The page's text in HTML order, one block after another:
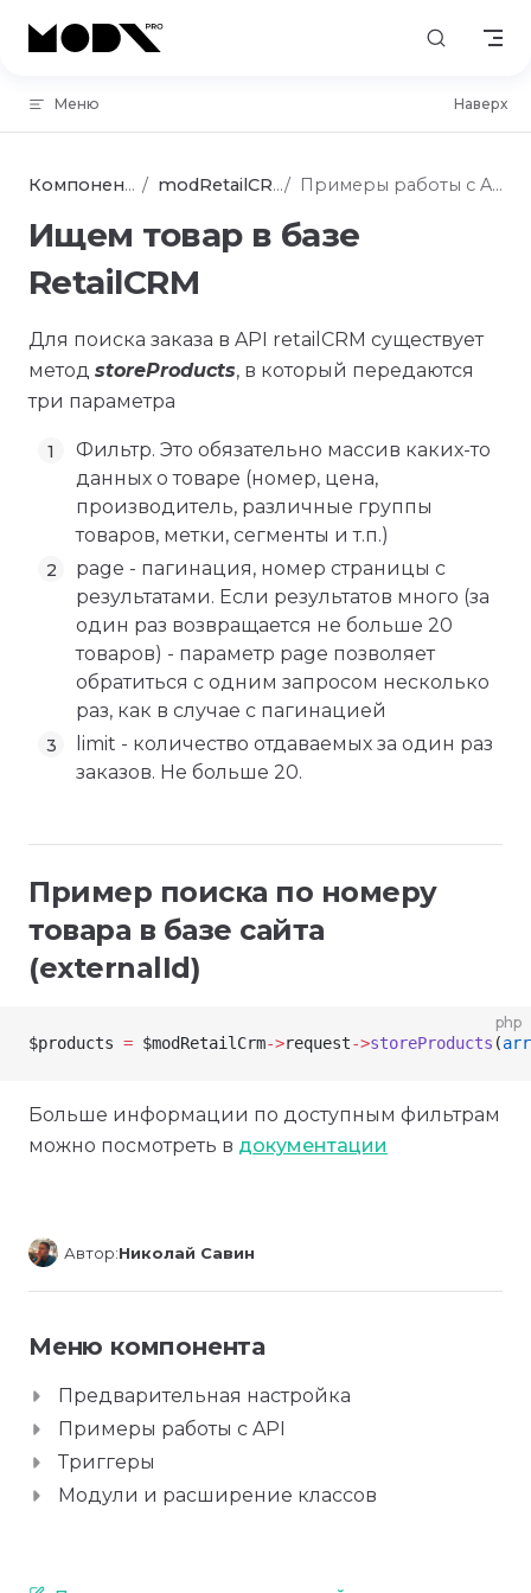
Skip to content
Меню Наверх
Компоненты modRetailCRM Примеры работы с API
Ищем товар в базе
RetailCRM
Для поиска заказа в API retailCRM существует
метод storeProducts, в который передаются
три параметра
Фильтр. Это обязательно массив каких-то
данных о товаре (номер, цена,
производитель, различные группы
товаров, метки, сегменты и т.п.)
page - пагинация, номер страницы с
результатами. Если результатов много (за
один раз возвращается не больше 20
товаров) - параметр page позволяет
обратиться с одним запросом несколько
раз, как в случае с пагинацией
limit - количество отдаваемых за один раз
заказов. Не больше 20.
Пример поиска по номеру
товара в базе сайта
(externalId)
php
$products = $modRetailCrm->request->storeProducts (
Больше информации по доступным фильтрам
можно посмотреть в документации
Автор:Николай Савин
Меню компонента
Предварительная настройка
Примеры работы с API
Триггеры
Модули и расширение классов